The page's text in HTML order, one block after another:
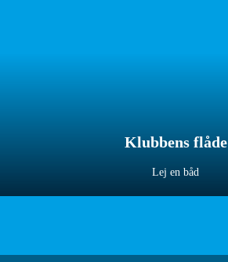
Klubbens flåde
Lej en båd